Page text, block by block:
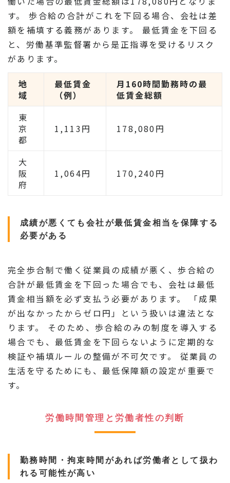
す。 歩合給の合計がこれを下回る場合、会社は差
額を補填する義務があります。 最低賃金を下回る
と、労働基準監督署から是正指導を受けるリスク
があります。
地
域
最低賃金
（例）
月160時間勤務時の最
低賃金総額
東
京
都
1,113円 178,080円
大
阪
府
1,064円 170,240円
成績が悪くても会社が最低賃金相当を保障する
必要がある
完全歩合制で働く従業員の成績が悪く、歩合給の
合計が最低賃金を下回った場合でも、会社は最低
賃金相当額を必ず支払う必要があります。 「成果
が出なかったからゼロ円」という扱いは違法とな
ります。 そのため、歩合給のみの制度を導入する
場合でも、最低賃金を下回らないように定期的な
検証や補填ルールの整備が不可欠です。 従業員の
生活を守るためにも、最低保障額の設定が重要で
す。
労働時間管理と労働者性の判断
勤務時間・拘束時間があれば労働者として扱わ
れる可能性が高い